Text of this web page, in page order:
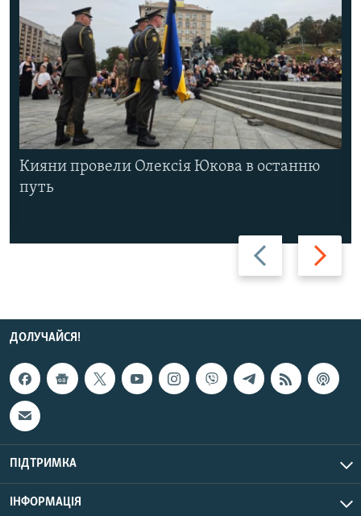
Назад Вперед
Кияни провели Олексія Юкова в останню
путь
ДОЛУЧАЙСЯ!
ПІДТРИМКА
ІНФОРМАЦІЯ